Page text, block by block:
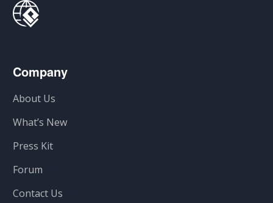
Company
About Us
What’s New
Press Kit
Forum
Contact Us